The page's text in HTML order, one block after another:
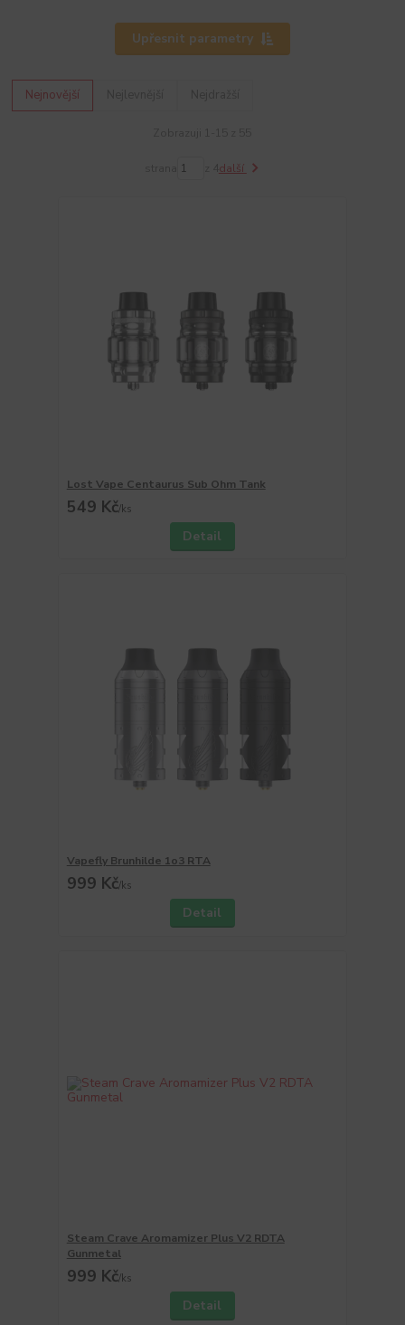
Upřesnit parametry
Nejnovější
další
Lost Vape Centaurus Sub Ohm Tank
549 Kč/ks
Detail
Vapefly Brunhilde 1o3 RTA
999 Kč/ks
Detail
Steam Crave Aromamizer Plus V2 RDTA
Gunmetal
999 Kč/ks
Detail